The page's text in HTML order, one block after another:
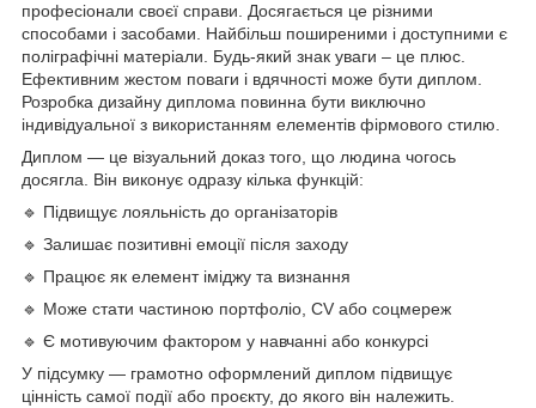
професіонали своєї справи. Досягається це різними
способами і засобами. Найбільш поширеними і доступними є
поліграфічні матеріали. Будь-який знак уваги – це плюс.
Ефективним жестом поваги і вдячності може бути диплом.
Розробка дизайну диплома повинна бути виключно
індивідуальної з використанням елементів фірмового стилю.
Диплом — це візуальний доказ того, що людина чогось
досягла. Він виконує одразу кілька функцій:
🔹 Підвищує лояльність до організаторів
🔹 Залишає позитивні емоції після заходу
🔹 Працює як елемент іміджу та визнання
🔹 Може стати частиною портфоліо, CV або соцмереж
🔹 Є мотивуючим фактором у навчанні або конкурсі
У підсумку — грамотно оформлений диплом підвищує
цінність самої події або проєкту, до якого він належить.